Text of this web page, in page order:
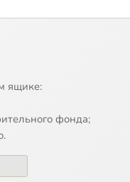
ящике:
фонда;